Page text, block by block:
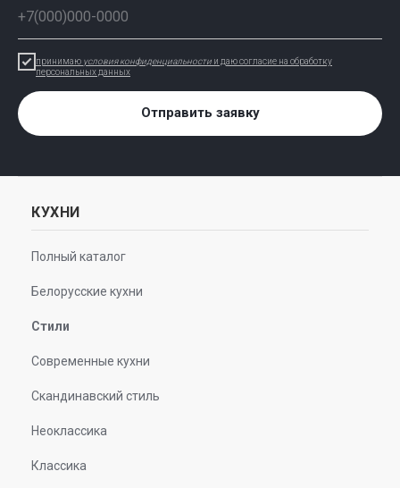
принимаю условия конфиденциальности и даю согласие на обработку
персональных данных
Отправить заявку
КУХНИ
Полный каталог
Белорусские кухни
Стили
Современные кухни
Скандинавский стиль
Неоклассика
Классика